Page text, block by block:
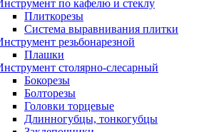
по кафелю и стеклу
Плиткорезы
Система выравнивания плитки
резьбонарезной
Плашки
столярно-слесарный
Бокорезы
Болторезы
Головки торцевые
Длинногубцы, тонкогубцы